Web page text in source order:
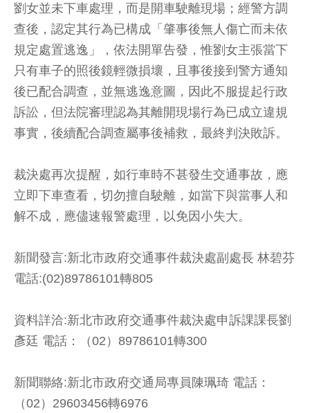
劉女並未下車處理，而是開車駛離現場；經警方調
查後，認定其行為已構成「肇事後無人傷亡而未依
規定處置逃逸」，依法開單告發，惟劉女主張當下
只有車子的照後鏡輕微損壞，且事後接到警方通知
後已配合調查，並無逃逸意圖，因此不服提起行政
訴訟，但法院審理認為其離開現場行為已成立違規
事實，後續配合調查屬事後補救，最終判決敗訴。
裁決處再次提醒，如行車時不甚發生交通事故，應
立即下車查看，切勿擅自駛離，如當下與當事人和
解不成，應儘速報警處理，以免因小失大。
新聞發言:新北市政府交通事件裁決處副處長 林碧芬
電話:(02)89786101轉805
資料詳洽:新北市政府交通事件裁決處申訴課課長劉
彥廷 電話：（02）89786101轉300
新聞聯絡:新北市政府交通局專員陳珮琦 電話：
（02）29603456轉6976